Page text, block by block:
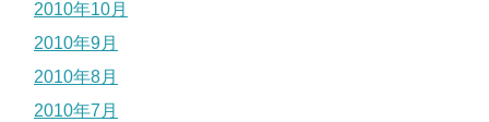
2010年10月
2010年9月
2010年8月
2010年7月